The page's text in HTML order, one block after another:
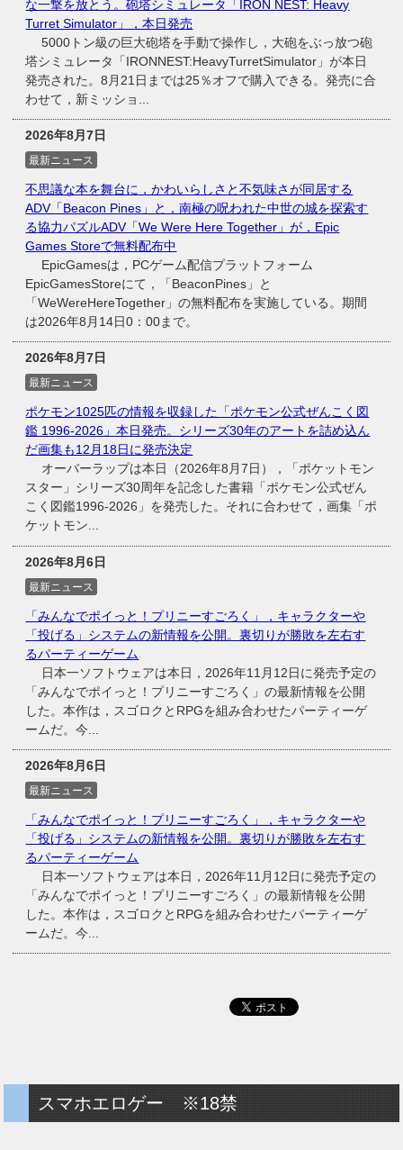
な一撃を放とう。砲塔シミュレータ「IRON NEST: Heavy
Turret Simulator」，本日発売
5000トン級の巨大砲塔を手動で操作し，大砲をぶっ放つ砲
塔シミュレータ「IRONNEST:HeavyTurretSimulator」が本日
発売された。8月21日までは25％オフで購入できる。発売に合
わせて，新ミッショ...
2026年8月7日
最新ニュース
不思議な本を舞台に，かわいらしさと不気味さが同居する
ADV「Beacon Pines」と，南極の呪われた中世の城を探索す
る協力パズルADV「We Were Here Together」が，Epic
Games Storeで無料配布中
EpicGamesは，PCゲーム配信プラットフォーム
EpicGamesStoreにて，「BeaconPines」と
「WeWereHereTogether」の無料配布を実施している。期間
は2026年8月14日0：00まで。
2026年8月7日
最新ニュース
ポケモン1025匹の情報を収録した「ポケモン公式ぜんこく図
鑑 1996-2026」本日発売。シリーズ30年のアートを詰め込ん
だ画集も12月18日に発売決定
オーバーラップは本日（2026年8月7日），「ポケットモン
スター」シリーズ30周年を記念した書籍「ポケモン公式ぜん
こく図鑑1996-2026」を発売した。それに合わせて，画集「ポ
ケットモン...
2026年8月6日
最新ニュース
「みんなでポイっと！プリニーすごろく」，キャラクターや
「投げる」システムの新情報を公開。裏切りが勝敗を左右す
るパーティーゲーム
日本一ソフトウェアは本日，2026年11月12日に発売予定の
「みんなでポイっと！プリニーすごろく」の最新情報を公開
した。本作は，スゴロクとRPGを組み合わせたパーティーゲ
ームだ。今...
2026年8月6日
最新ニュース
「みんなでポイっと！プリニーすごろく」，キャラクターや
「投げる」システムの新情報を公開。裏切りが勝敗を左右す
るパーティーゲーム
日本一ソフトウェアは本日，2026年11月12日に発売予定の
「みんなでポイっと！プリニーすごろく」の最新情報を公開
した。本作は，スゴロクとRPGを組み合わせたパーティーゲ
ームだ。今...
スマホエロゲー ※18禁